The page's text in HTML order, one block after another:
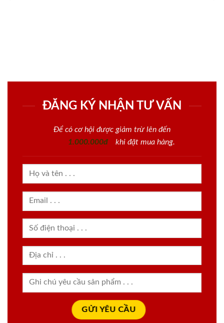
ĐĂNG KÝ NHẬN TƯ VẤN
Để có cơ hội được giảm trừ lên đến
1.000.000đ
khi đặt mua hàng.